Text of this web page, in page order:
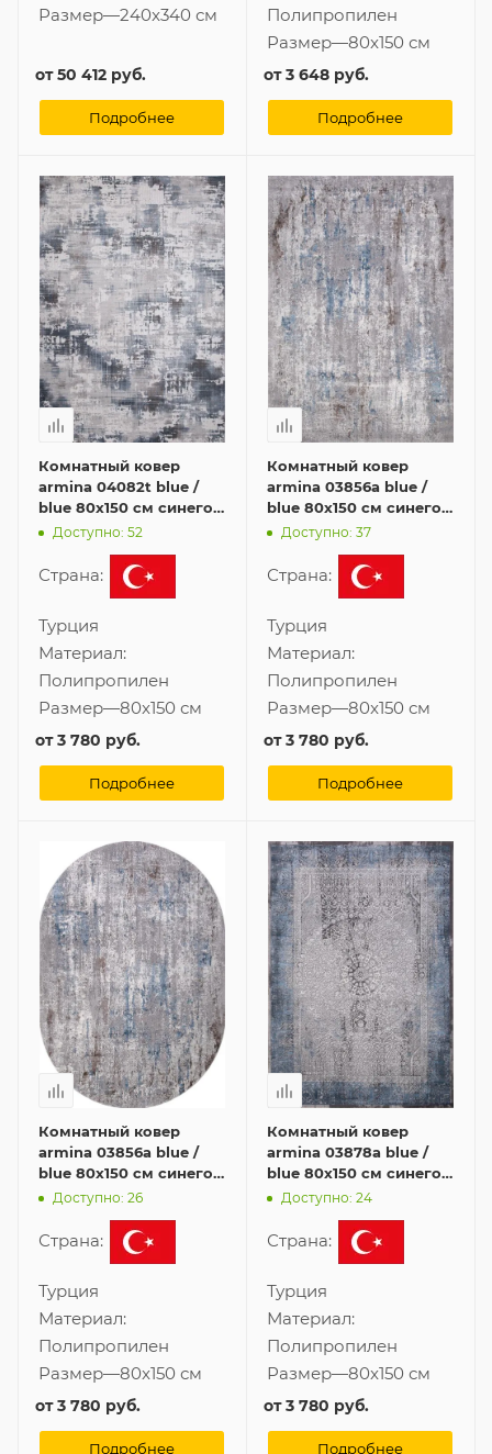
Размер—240x340 см
от50 412 руб.
Подробнее
Полипропилен
Размер—80x150 см
от3 648 руб.
Подробнее
Комнатный ковер
armina 04082t blue /
blue 80x150 см синего
цвета
Доступно: 52
Страна:
Турция
Материал:
Полипропилен
Размер—80x150 см
от3 780 руб.
Подробнее
Комнатный ковер
armina 03856a blue /
blue 80x150 см синего
цвета
Доступно: 37
Страна:
Турция
Материал:
Полипропилен
Размер—80x150 см
от3 780 руб.
Подробнее
Комнатный ковер
armina 03856a blue /
blue 80x150 см синего
цвета
Доступно: 26
Страна:
Турция
Материал:
Полипропилен
Размер—80x150 см
от3 780 руб.
Подробнее
Комнатный ковер
armina 03878a blue /
blue 80x150 см синего
цвета
Доступно: 24
Страна:
Турция
Материал:
Полипропилен
Размер—80x150 см
от3 780 руб.
Подробнее